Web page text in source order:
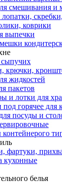
смешивания и
коврики
выпечки
крючки,
жидкостей
пакетов
и лотки для
под горячее для
посуды и
фартуки,
кухонные
белья